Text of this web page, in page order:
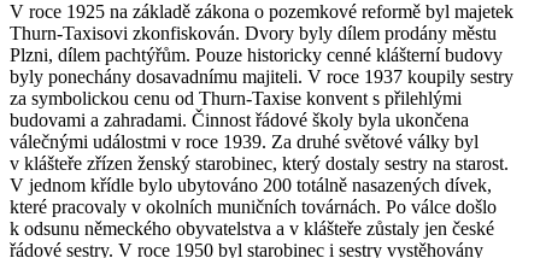
V roce 1925 na základě zákona o pozemkové reformě byl majetek
Thurn-Taxisovi zkonfiskován. Dvory byly dílem prodány městu
Plzni, dílem pachtýřům. Pouze historicky cenné klášterní budovy
byly ponechány dosavadnímu majiteli. V roce 1937 koupily sestry
za symbolickou cenu od Thurn-Taxise konvent s přilehlými
budovami a zahradami. Činnost řádové školy byla ukončena
válečnými událostmi v roce 1939. Za druhé světové války byl
v klášteře zřízen ženský starobinec, který dostaly sestry na starost.
V jednom křídle bylo ubytováno 200 totálně nasazených dívek,
které pracovaly v okolních muničních továrnách. Po válce došlo
k odsunu německého obyvatelstva a v klášteře zůstaly jen české
řádové sestry. V roce 1950 byl starobinec i sestry vystěhovány